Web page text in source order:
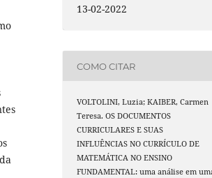
13-02-2022
COMO CITAR
VOLTOLINI, Luzia; KAIBER, Carmen
Teresa. OS DOCUMENTOS
CURRICULARES E SUAS
INFLUÊNCIAS NO CURRÍCULO DE
MATEMÁTICA NO ENSINO
FUNDAMENTAL: uma análise em